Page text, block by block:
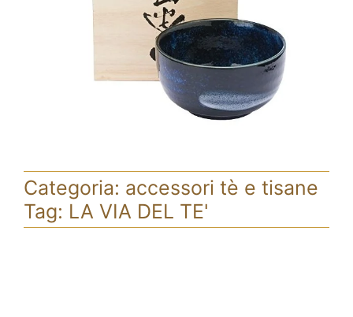
Categoria: accessori tè e tisane
Tag: LA VIA DEL TE'